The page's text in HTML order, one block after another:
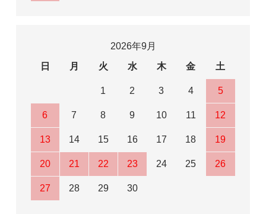
2026年9月
日
月 火 水 木 金 土
1 2 3 4 5
6 7 8 9 10 11 12
13 14 15 16 17 18 19
20 21 22 23 24 25 26
27 28 29 30